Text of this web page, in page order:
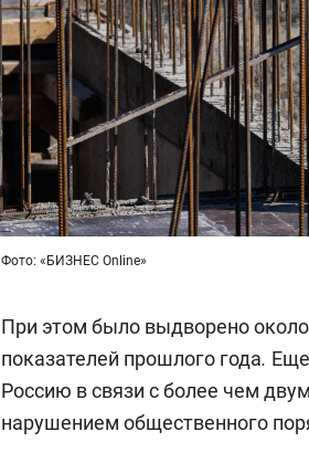
Фото: «БИЗНЕС Online»
При этом было выдворено
показателей прошлого года.
Россию в связи с более чем
нарушением общественного